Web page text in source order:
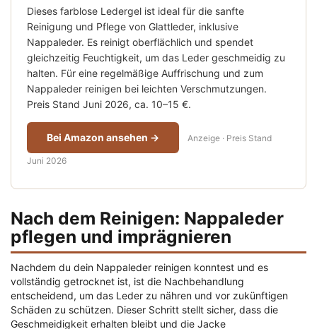
Dieses farblose Ledergel ist ideal für die sanfte
Reinigung und Pflege von Glattleder, inklusive
Nappaleder. Es reinigt oberflächlich und spendet
gleichzeitig Feuchtigkeit, um das Leder geschmeidig zu
halten. Für eine regelmäßige Auffrischung und zum
Nappaleder reinigen bei leichten Verschmutzungen.
Preis Stand Juni 2026, ca. 10–15 €.
Bei Amazon ansehen → Anzeige · Preis Stand
Juni 2026
Nach dem Reinigen: Nappaleder
pflegen und imprägnieren
Nachdem du dein Nappaleder reinigen konntest und es
vollständig getrocknet ist, ist die Nachbehandlung
entscheidend, um das Leder zu nähren und vor zukünftigen
Schäden zu schützen. Dieser Schritt stellt sicher, dass die
Geschmeidigkeit erhalten bleibt und die Jacke